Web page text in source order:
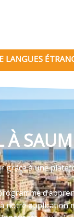
LANGUES
grâce à une
notre application